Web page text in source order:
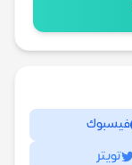
فيسبوك
تويتر